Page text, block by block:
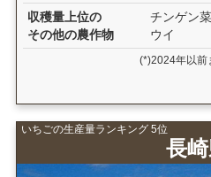
収穫量上位の
その他の農作物
チンゲン
ウイ
(*)2024年以前
いちごの生産量ランキング 5位
長